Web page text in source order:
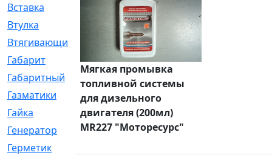
Вставка
[168]
Втулка
[1875]
Втягивающий
[22]
Габарит
[286]
Габаритный
Газматики
[117]
Гайка
[104]
Генератор
[148]
Герметик
Мягкая промывка
топливной системы
для дизельного
двигателя (200мл)
MR227 "Моторесурс"